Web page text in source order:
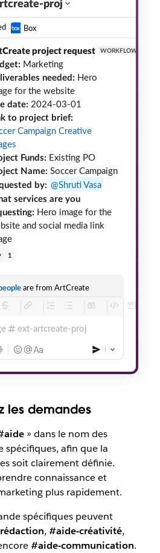
proj
Box
project request WORKFLOW
Marketing
needed: Hero
for the website
date: 2024-03-01
to project brief:
Campaign Creative
Funds: Existing PO
Name:Soccer Campaign
by:
Shruti Vasa
services are you
Hero image for the
and social media link
1
are from ArtCreate
ext-artcreate-proj
les demandes
» dans le nom des
spécifiques, afin que la
soit clairement définie.
connaissance et
plus rapidement.
spécifiques peuvent
, #aide-créativité,
#aide-communication.